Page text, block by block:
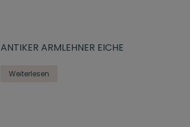
ANTIKER ARMLEHNER EICHE
Weiterlesen